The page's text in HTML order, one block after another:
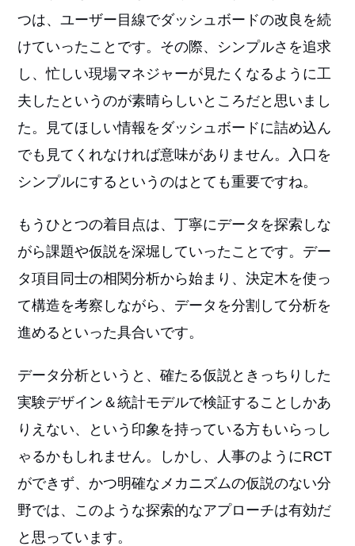
つは、ユーザー目線でダッシュボードの改良を続
けていったことです。その際、シンプルさを追求
し、忙しい現場マネジャーが見たくなるように工
夫したというのが素晴らしいところだと思いまし
た。見てほしい情報をダッシュボードに詰め込ん
でも見てくれなければ意味がありません。入口を
シンプルにするというのはとても重要ですね。
もうひとつの着目点は、丁寧にデータを探索しな
がら課題や仮説を深堀していったことです。デー
タ項目同士の相関分析から始まり、決定木を使っ
て構造を考察しながら、データを分割して分析を
進めるといった具合いです。
データ分析というと、確たる仮説ときっちりした
実験デザイン＆統計モデルで検証することしかあ
りえない、という印象を持っている方もいらっし
ゃるかもしれません。しかし、人事のようにRCT
ができず、かつ明確なメカニズムの仮説のない分
野では、このような探索的なアプローチは有効だ
と思っています。